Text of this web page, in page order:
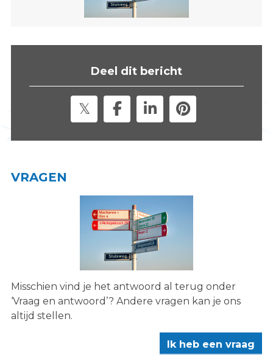
Deel dit bericht
VRAGEN
Misschien vind je het antwoord al terug onder
‘Vraag en antwoord’? Andere vragen kan je ons
altijd stellen.
Ik heb een vraag